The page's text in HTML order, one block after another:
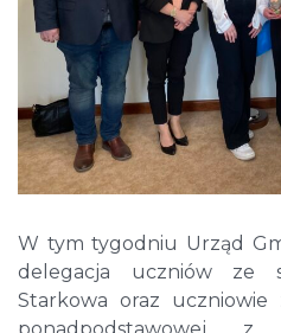
W tym tygodniu Urząd
delegacja uczniów ze
Starkowa oraz uczniowie
ponadpodstawowej z